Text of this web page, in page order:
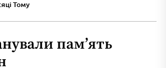
Тому
пам’ять